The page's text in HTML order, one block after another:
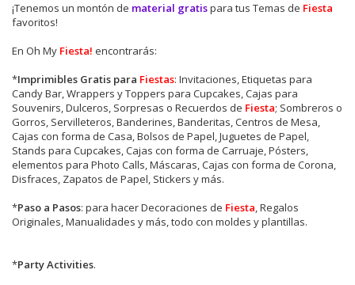
¡Tenemos un montón de material gratispara tus Temas de Fiesta
favoritos!
En Oh My Fiesta! encontrarás:
*Imprimibles Gratis para Fiestas: Invitaciones, Etiquetas para
Candy Bar, Wrappers y Toppers para Cupcakes, Cajas para
Souvenirs, Dulceros, Sorpresas o Recuerdos de Fiesta; Sombreros o
Gorros, Servilleteros, Banderines, Banderitas, Centros de Mesa,
Cajas con forma de Casa, Bolsos de Papel, Juguetes de Papel,
Stands para Cupcakes, Cajas con forma de Carruaje, Pósters,
elementos para Photo Calls, Máscaras, Cajas con forma de Corona,
Disfraces, Zapatos de Papel, Stickers y más.
*Paso a Pasos: para hacer Decoraciones de Fiesta, Regalos
Originales, Manualidades y más, todo con moldes y plantillas.
*Party Activities.